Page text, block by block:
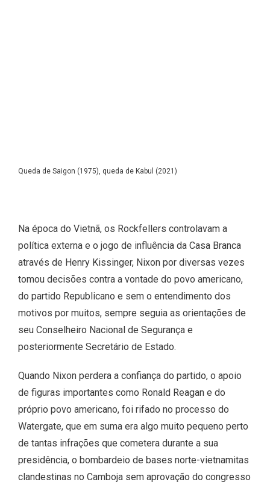
Queda de Saigon (1975), queda de Kabul (2021)
Na época do Vietnã, os Rockfellers controlavam a
política externa e o jogo de influência da Casa Branca
através de Henry Kissinger, Nixon por diversas vezes
tomou decisões contra a vontade do povo americano,
do partido Republicano e sem o entendimento dos
motivos por muitos, sempre seguia as orientações de
seu Conselheiro Nacional de Segurança e
posteriormente Secretário de Estado.
Quando Nixon perdera a confiança do partido, o apoio
de figuras importantes como Ronald Reagan e do
próprio povo americano, foi rifado no processo do
Watergate, que em suma era algo muito pequeno perto
de tantas infrações que cometera durante a sua
presidência, o bombardeio de bases norte-vietnamitas
clandestinas no Camboja sem aprovação do congresso